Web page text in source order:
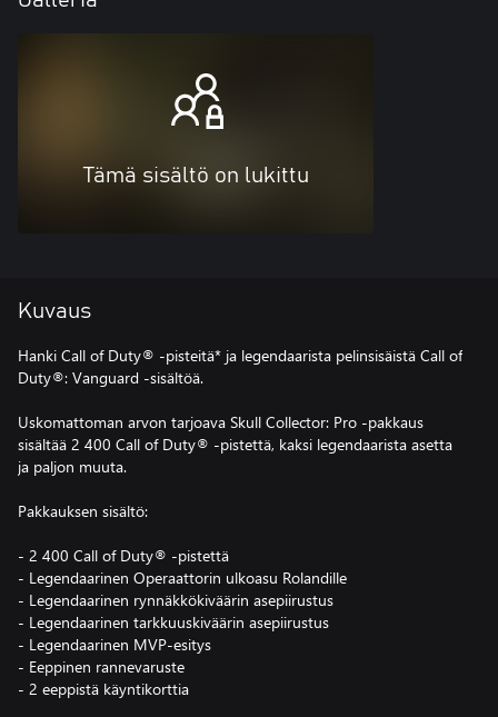
Tämä sisältö on lukittu
Kuvaus
Hanki Call of Duty® -pisteitä* ja legendaarista pelinsisäistä Call of
Duty®: Vanguard -sisältöä.
Uskomattoman arvon tarjoava Skull Collector: Pro -pakkaus
sisältää 2 400 Call of Duty® -pistettä, kaksi legendaarista asetta
ja paljon muuta.
Pakkauksen sisältö:
- 2 400 Call of Duty® -pistettä
- Legendaarinen Operaattorin ulkoasu Rolandille
- Legendaarinen rynnäkkökiväärin asepiirustus
- Legendaarinen tarkkuuskiväärin asepiirustus
- Legendaarinen MVP-esitys
- Eeppinen rannevaruste
- 2 eeppistä käyntikorttia